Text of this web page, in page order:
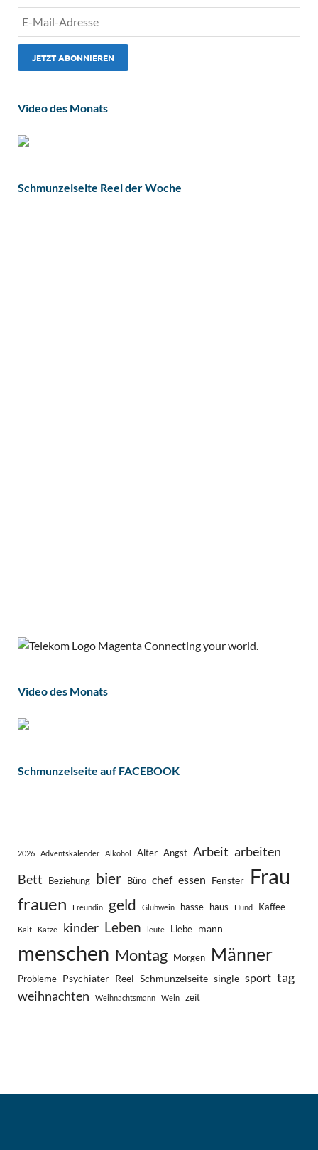
Video des Monats
Schmunzelseite Reel der Woche
Video des Monats
Schmunzelseite auf FACEBOOK
2026 Adventskalender Alkohol Alter Angst Arbeit arbeiten
Bett
Beziehung bier Büro chef essen Fenster Frau
frauen Freundin geld Glühwein hasse haus Hund Kaffee
Kalt Katze kinder Leben leute Liebe mann
menschen Montag Morgen Männer
Probleme Psychiater Reel Schmunzelseite single sport tag
weihnachten
Weihnachtsmann Wein zeit